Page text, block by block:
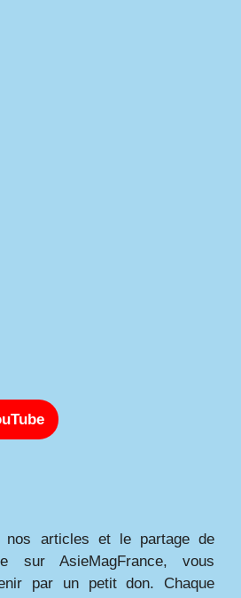
nos articles et le partage de
sur AsieMagFrance, vous
par un petit don. Chaque